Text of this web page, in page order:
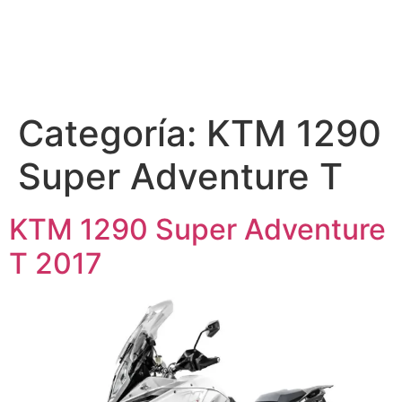
Categoría: KTM 1290
Super Adventure T
KTM 1290 Super Adventure
T 2017